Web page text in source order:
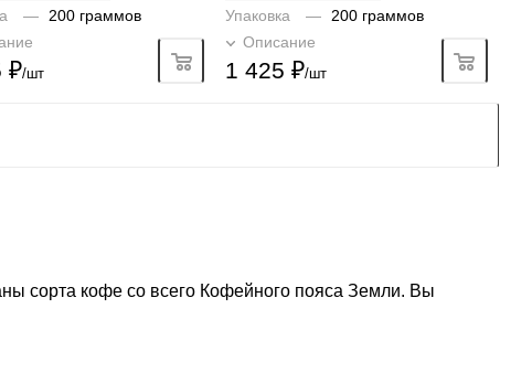
—
200 граммов
₽/шт
Упаковка —
200 граммов
Описание
1 425 ₽/шт
сорта кофе со всего Кофейного пояса Земли. Вы